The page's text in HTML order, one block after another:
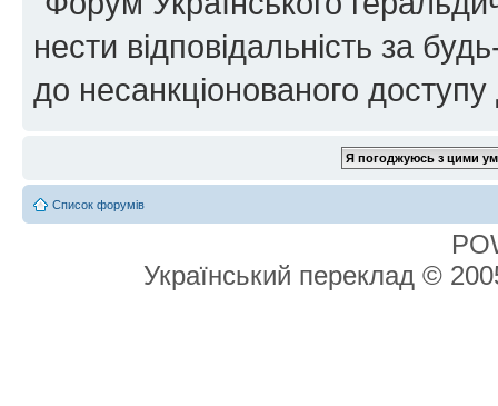
нести відповідальність за
до несанкціонованого доступу
Список форумів
Український переклад ©